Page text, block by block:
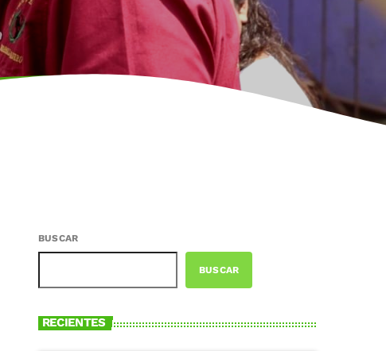
BUSCAR
BUSCAR
RECIENTES